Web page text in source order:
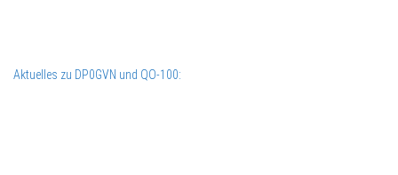
Aktuelles zu DP0GVN und QO-100: